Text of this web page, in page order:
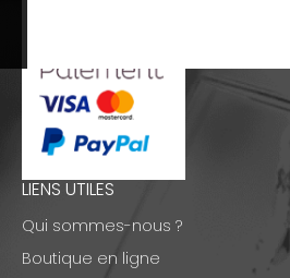
LIENS UTILES
Qui sommes-nous ?
Boutique en ligne